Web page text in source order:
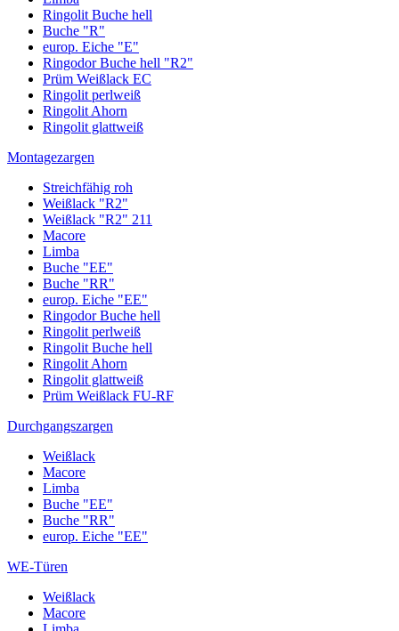
Ringolit Buche hell
Buche "R"
europ. Eiche "E"
Ringodor Buche hell "R2"
Prüm Weißlack EC
Ringolit perlweiß
Ringolit Ahorn
Ringolit glattweiß
Montagezargen
Streichfähig roh
Weißlack "R2"
Weißlack "R2" 211
Macore
Limba
Buche "EE"
Buche "RR"
europ. Eiche "EE"
Ringodor Buche hell
Ringolit perlweiß
Ringolit Buche hell
Ringolit Ahorn
Ringolit glattweiß
Prüm Weißlack FU-RF
Durchgangszargen
Weißlack
Macore
Limba
Buche "EE"
Buche "RR"
europ. Eiche "EE"
WE-Türen
Weißlack
Macore